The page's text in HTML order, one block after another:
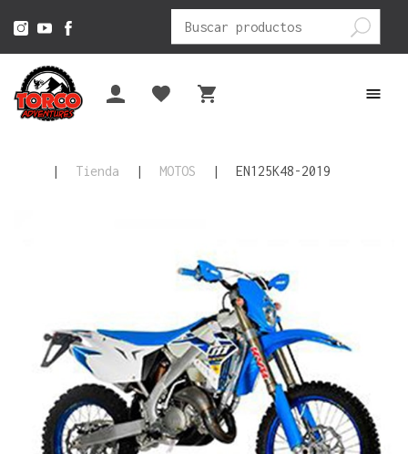
Buscar
por:
| Tienda | MOTOS | EN125K48-2019